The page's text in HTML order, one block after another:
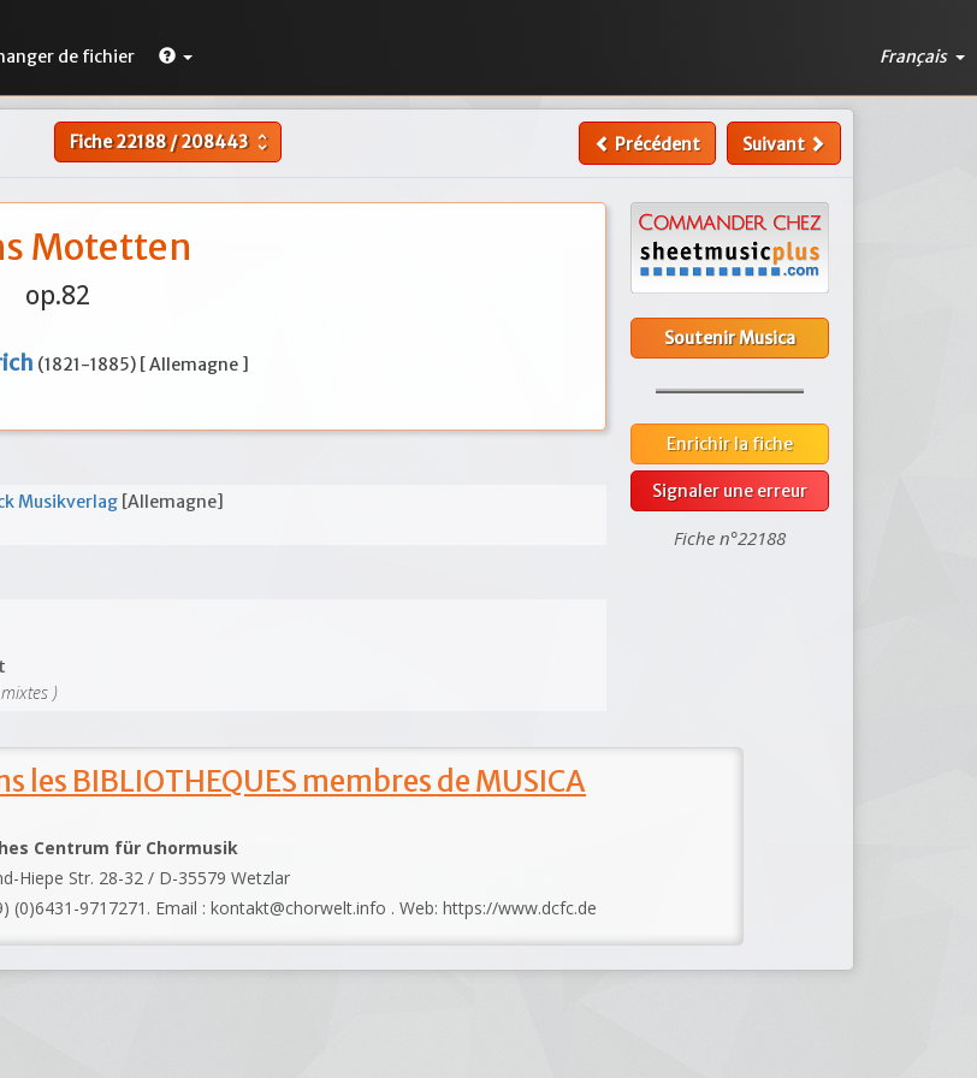
de fichier Français
Fiche22188/208443 unfold_more Précédent Suivant
Motetten
op.82
(1821-1885) [ Allemagne ]
Musikverlag [Allemagne]
)
Soutenir Musica
Enrichir la fiche
Signaler une erreur
Fiche n°22188
les BIBLIOTHEQUES membres de MUSICA
Centrum für Chormusik
Hiepe Str. 28-32 / D-35579 Wetzlar
(0)6431-9717271. Email : kontakt@chorwelt.info . Web: https://www.dcfc.de